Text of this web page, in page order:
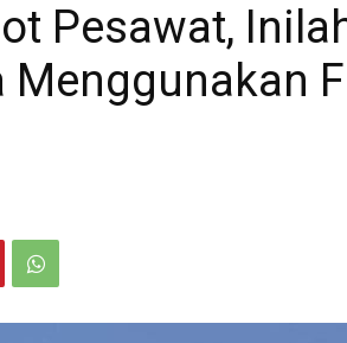
Pesawat,
Menggunakan